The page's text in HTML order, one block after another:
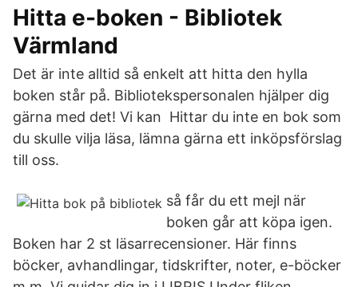
Hitta e-boken - Bibliotek
Värmland
Det är inte alltid så enkelt att hitta den hylla
boken står på. Bibliotekspersonalen hjälper dig
gärna med det! Vi kan Hittar du inte en bok som
du skulle vilja läsa, lämna gärna ett inköpsförslag
till oss.
så får du ett mejl när
boken går att köpa igen.
Boken har 2 st läsarrecensioner. Här finns
böcker, avhandlingar, tidskrifter, noter, e-böcker